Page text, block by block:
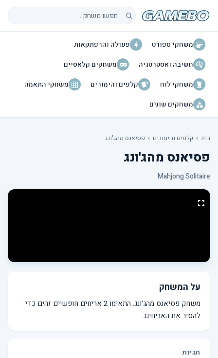
חיפוש משחקים
משחקי ספורט
פעולה והרפתקאות
חשיבה ואסטרטגיה
משחקים קלאסיים
משחקי לוח
קלפים והימורים
משחקי התאמה
משחקים שונים
בית › קלפים והימורים › פסיאנס מהג'ונג
פסיאנס מהג'ונג
Mahjong Solitaire
על המשחק
משחק פסיאנס מהג'ונג. התאימו 2 אריחים חופשיים זהים כדי
להסיר את האריחים.
תגיות